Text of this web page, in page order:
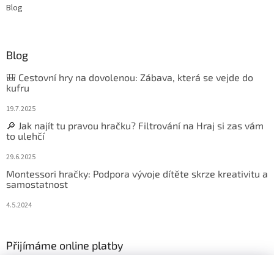
Blog
Blog
🎒 Cestovní hry na dovolenou: Zábava, která se vejde do
kufru
19.7.2025
🔎 Jak najít tu pravou hračku? Filtrování na Hraj si zas vám
to ulehčí
29.6.2025
Montessori hračky: Podpora vývoje dítěte skrze kreativitu a
samostatnost
4.5.2024
Přijímáme online platby